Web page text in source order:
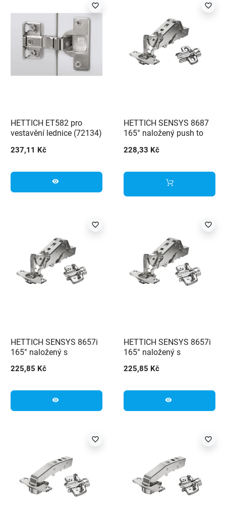
favorite_border
HETTICH ET582 pro
vestavění lednice (72134)
237,11 Kč
visibility
favorite_border
HETTICH SENSYS 8687
165° naložený push to
podložka (9071576)
228,33 Kč
favorite_border
HETTICH SENSYS 8657i
165° naložený s
(9099540) + podložka
225,85 Kč
visibility
favorite_border
HETTICH SENSYS 8657i
165° naložený s
(9099540) + podložka
225,85 Kč
visibility
favorite_border favorite_border